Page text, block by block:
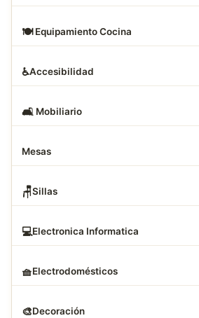
🍽️ Equipamiento Cocina
♿Accesibilidad
🛋 ️ Mobiliario
Mesas
🪑Sillas
💻Electronica Informatica
🧺Electrodomésticos
🎨Decoración